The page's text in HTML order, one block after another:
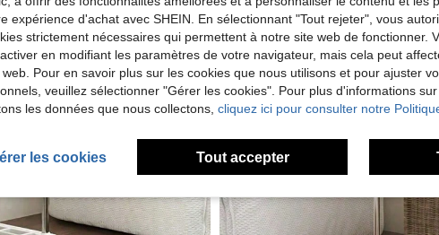
expérience d'achat avec SHEIN. En sélectionnant "Tout rejeter", vous
strictement nécessaires qui permettent à notre site web de fonctionner.
en modifiant les paramètres de votre navigateur, mais cela peut
web. Pour en savoir plus sur les cookies que nous utilisons et pour ajuster
veuillez sélectionner "Gérer les cookies". Pour plus d'informations
les données que nous collectons, cliquez ici pour consulter notre
les cookies Tout accepter